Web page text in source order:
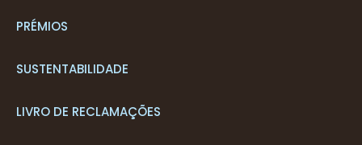
PRÉMIOS
SUSTENTABILIDADE
LIVRO DE RECLAMAÇÕES